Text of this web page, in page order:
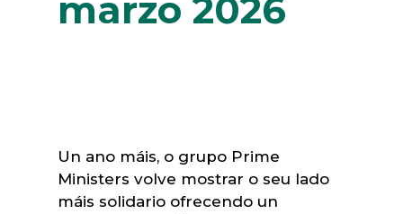
marzo 2026
Un ano máis, o grupo Prime
Ministers volve mostrar o seu lado
máis solidario ofrecendo un